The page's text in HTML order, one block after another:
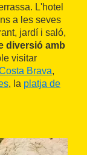
L'hotel
a les seves
jardí i saló,
diversió amb
visitar
Brava,
, la platja de